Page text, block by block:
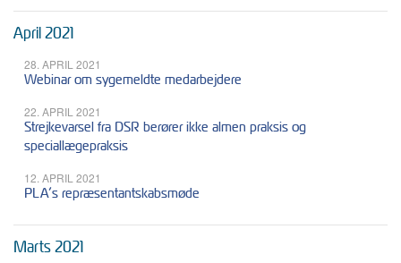
April 2021
28. APRIL 2021
Webinar om sygemeldte medarbejdere
22. APRIL 2021
Strejkevarsel fra DSR berører ikke almen praksis og
speciallægepraksis
12. APRIL 2021
PLA’s repræsentantskabsmøde
Marts 2021